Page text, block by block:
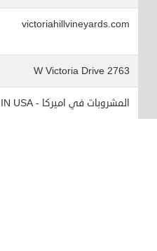
victoriahillvineyards.com
2763 W Victoria Drive
المشروبات في اميركا - Beverages IN USA